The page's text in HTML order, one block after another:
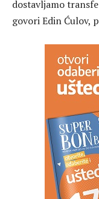
dostavljamo
govori Edin Ćulov,